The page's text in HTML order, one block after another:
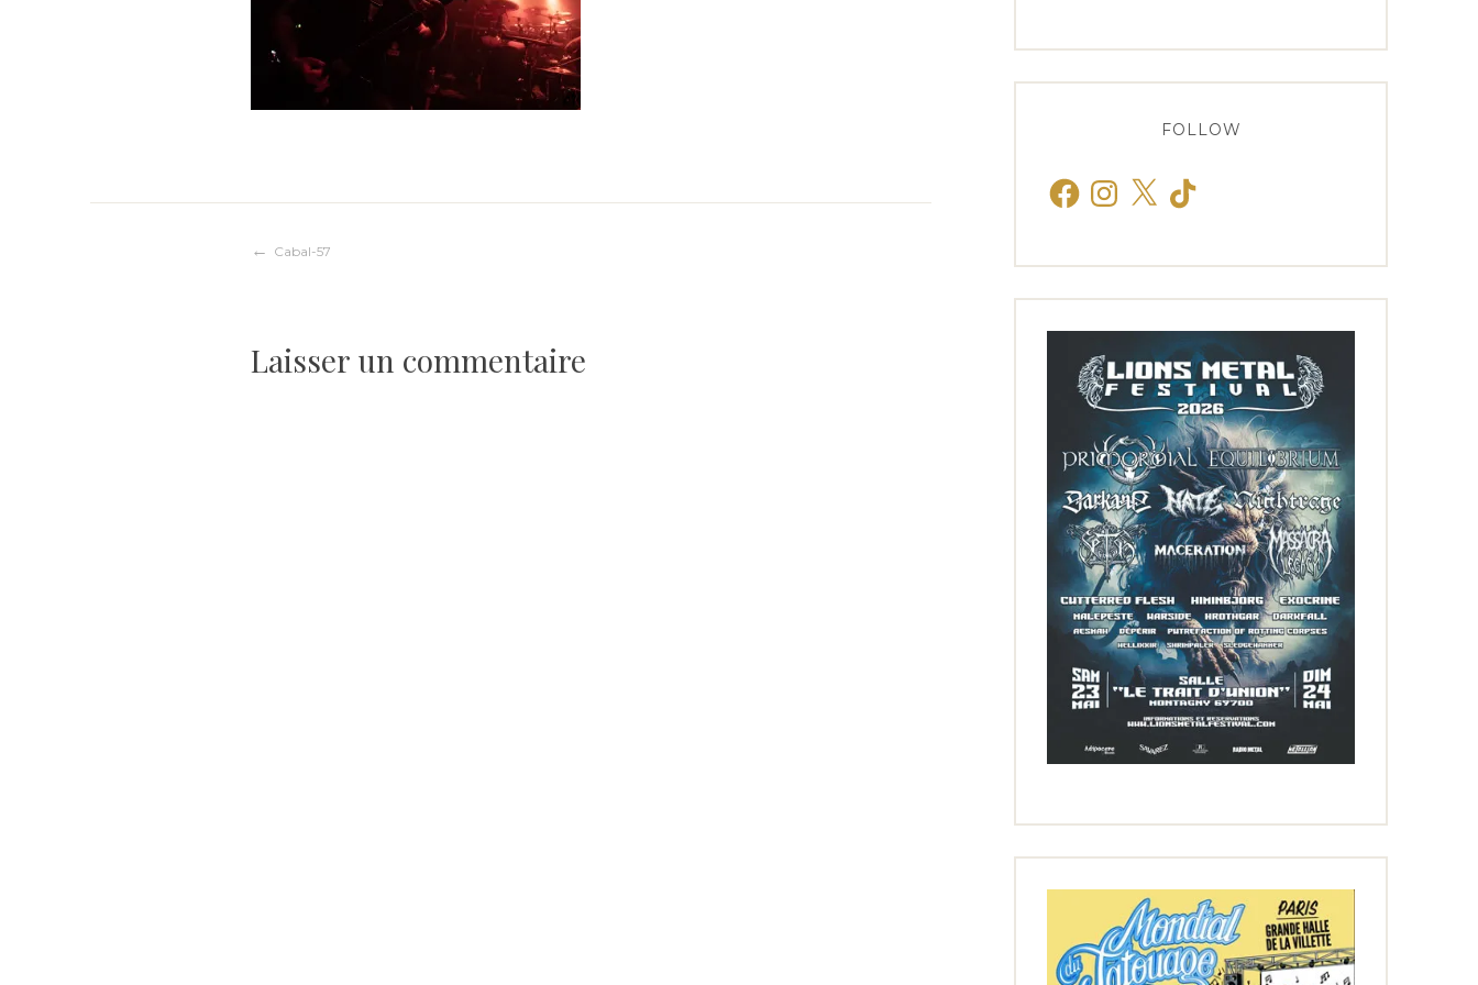
Navigation
l’article
Cabal-57
Laisser un commentaire
FOLLOW
FacebookInstagram
X TikTok